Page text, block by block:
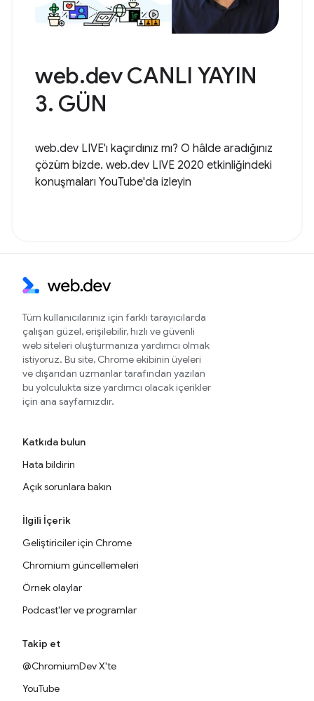
web.dev CANLI YAYIN
3. GÜN
web.dev LIVE'ı kaçırdınız mı? O hâlde aradığınız
çözüm bizde. web.dev LIVE 2020 etkinliğindeki
konuşmaları YouTube'da izleyin
Tüm kullanıcılarınız için farklı tarayıcılarda
çalışan güzel, erişilebilir, hızlı ve güvenli
web siteleri oluşturmanıza yardımcı olmak
istiyoruz. Bu site, Chrome ekibinin üyeleri
ve dışarıdan uzmanlar tarafından yazılan
bu yolculukta size yardımcı olacak içerikler
için ana sayfamızdır.
Katkıda bulun
Hata bildirin
Açık sorunlara bakın
İlgili İçerik
Geliştiriciler için Chrome
Chromium güncellemeleri
Örnek olaylar
Podcast'ler ve programlar
Takip et
@ChromiumDev X'te
YouTube